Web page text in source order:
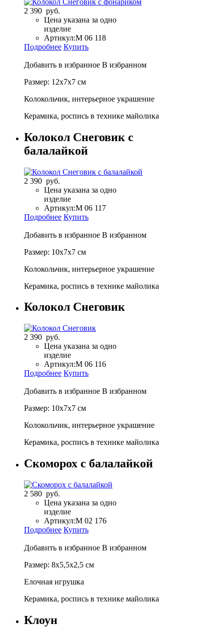
2 390 руб.
Цена указана за одно
изделие
Артикул:М 06 118
Подробнее Купить
Добавить в избранное В избранном
Размер: 12х7х7 см
Колокольчик, интерьерное украшение
Керамика, роспись в технике майолика
Колокол Снеговик с
балалайкой
2 390 руб.
Цена указана за одно
изделие
Артикул:М 06 117
Подробнее Купить
Добавить в избранное В избранном
Размер: 10х7х7 см
Колокольчик, интерьерное украшение
Керамика, роспись в технике майолика
Колокол Снеговик
2 390 руб.
Цена указана за одно
изделие
Артикул:М 06 116
Подробнее Купить
Добавить в избранное В избранном
Размер: 10х7х7 см
Колокольчик, интерьерное украшение
Керамика, роспись в технике майолика
Скоморох с балалайкой
2 580 руб.
Цена указана за одно
изделие
Артикул:М 02 176
Подробнее Купить
Добавить в избранное В избранном
Размер: 8х5,5х2,5 см
Елочная игрушка
Керамика, роспись в технике майолика
Клоун